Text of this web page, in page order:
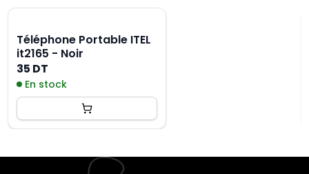
Téléphone Portable ITEL
it2165 - Noir
35 DT
En stock